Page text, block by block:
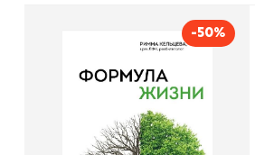
-50%
Формула жизни.
Восстановление
организма после стресса,
болезни и
психологической травмы
Кельцева Римма
Владимировна